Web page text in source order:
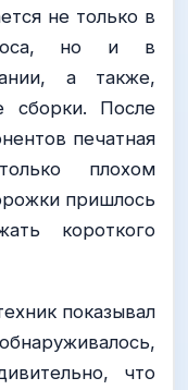
не только в
но и в
а также,
сборки. После
печатная
плохом
пришлось
короткого
показывал
что